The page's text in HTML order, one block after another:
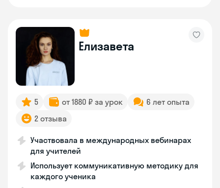
Елизавета
5 от 1880 ₽ за урок
6 лет опыта
2 отзыва
Участвовала в международных вебинарах
для учителей
Использует коммуникативную методику для
каждого ученика